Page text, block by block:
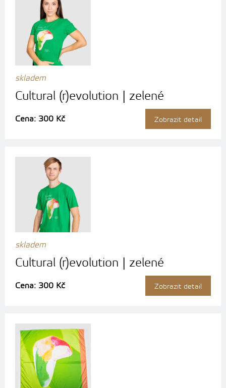
skladem
Cultural (r)evolution | zelené
Cena: 300 Kč Zobrazit detail
skladem
Cultural (r)evolution | zelené
Cena: 300 Kč Zobrazit detail